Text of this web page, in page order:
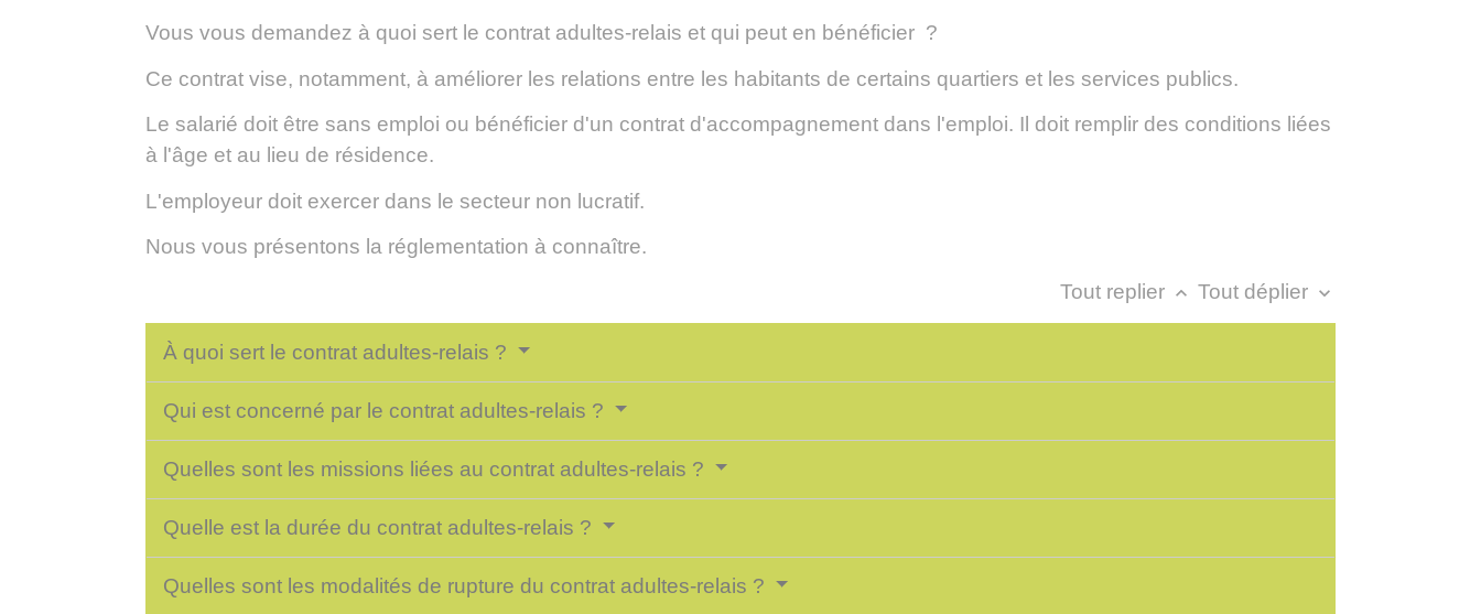
Vous vous demandez à quoi sert le contrat adultes-relais et qui peut en bénéficier ?
Ce contrat vise, notamment, à améliorer les relations entre les habitants de certains quartiers et les services publics.
Le salarié doit être sans emploi ou bénéficier d'un contrat d'accompagnement dans l'emploi. Il doit remplir des conditions liées
à l'âge et au lieu de résidence.
L'employeur doit exercer dans le secteur non lucratif.
Nous vous présentons la réglementation à connaître.
Tout replier keyboard_arrow_up Tout déplier keyboard_arrow_down
À quoi sert le contrat adultes-relais ?
Qui est concerné par le contrat adultes-relais ?
Quelles sont les missions liées au contrat adultes-relais ?
Quelle est la durée du contrat adultes-relais ?
Quelles sont les modalités de rupture du contrat adultes-relais ?